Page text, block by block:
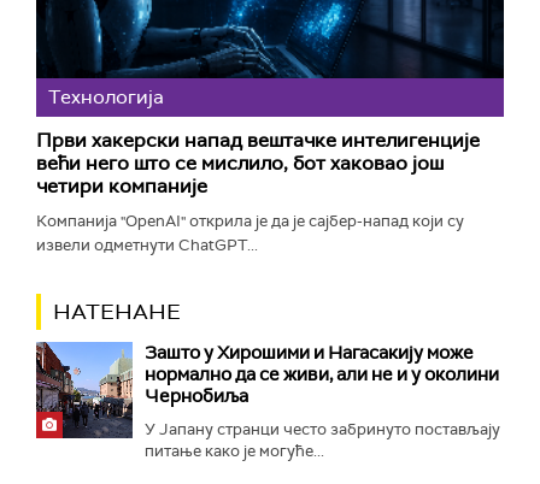
Технологијa
Први хакерски напад вештачке интелигенције
већи него што се мислило, бот хаковао још
четири компаније
Компанија "OpenAI" открила је да је сајбер-напад који су
извели одметнути ChatGPT...
НАТЕНАНЕ
Зашто у Хирошими и Нагасакију може
нормално да се живи, али не и у околини
Чернобиља
У Јапану странци често забринуто постављају
питање како је могуће...